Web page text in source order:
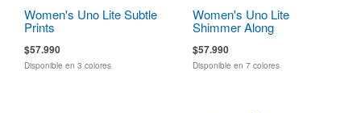
Women's Uno Lite Subtle
Prints
$57.990
Disponible en 3 colores
Women's Uno Lite
Shimmer Along
$57.990
Disponible en 7 colores